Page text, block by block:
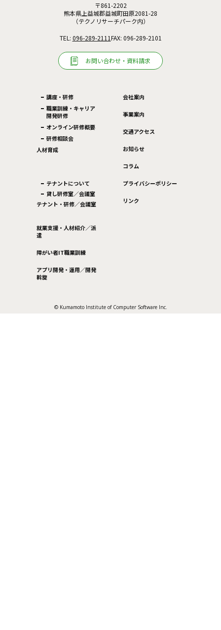
〒861-2202
熊本県上益城郡益城町田原2081-28
（テクノリサーチパーク内）
TEL: 096-289-2111FAX: 096-289-2101
お問い合わせ・資料請求
人材育成
講座・研修
職業訓練・キャリア
開発研修
オンライン研修概要
研修相談会
テナント・研修／会議室
テナントについて
貸し研修室／会議室
就業支援・人材紹介／派
遣
障がい者IT職業訓練
アプリ開発・運用／開発
斡旋
会社案内
事業案内
交通アクセス
お知らせ
コラム
プライバシーポリシー
リンク
© Kumamoto Institute of Computer Software Inc.